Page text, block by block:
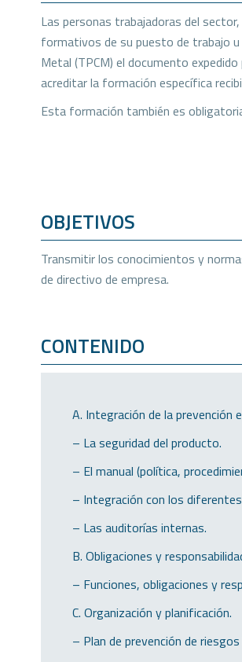
Las personas trabajadoras del
formativos de su puesto de trabajo u
Metal (TPCM) el documento
acreditar la formación específica
Esta formación también es
OBJETIVOS
Transmitir los conocimientos y
de directivo de empresa.
CONTENIDO
A. Integración de la prevención
– La seguridad del producto.
– El manual (política,
– Integración con los
– Las auditorías internas.
B. Obligaciones y
– Funciones, obligaciones y
C. Organización y planificación.
– Plan de prevención de